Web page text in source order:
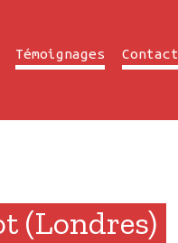
Témoignages Contact
(Londres)